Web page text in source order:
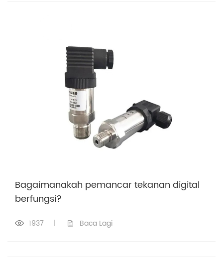
Bagaimanakah pemancar tekanan digital
berfungsi?
1937 | Baca Lagi